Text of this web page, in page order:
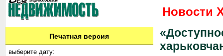
Печатная версия
выберите дату:
Новости